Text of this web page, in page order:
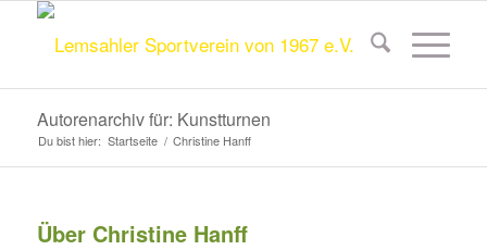
Autorenarchiv für: Kunstturnen
Du bist hier: Startseite / Christine Hanff
Über Christine Hanff